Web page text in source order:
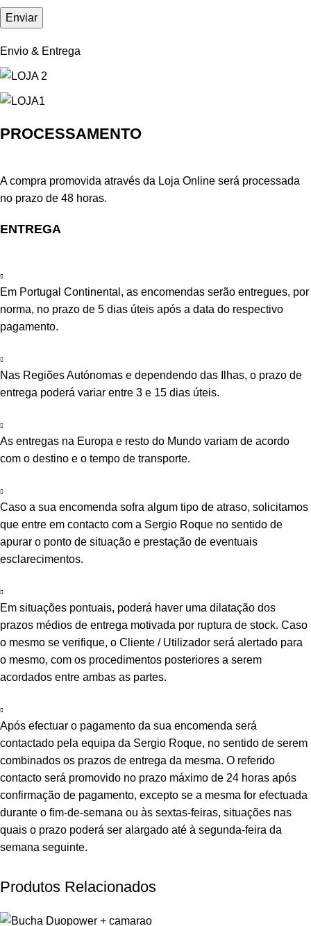
Envio & Entrega
PROCESSAMENTO
A compra promovida através da Loja Online será processada
no prazo de 48 horas.
ENTREGA
Em Portugal Continental, as encomendas serão entregues, por
norma, no prazo de 5 dias úteis após a data do respectivo
pagamento.
Nas Regiões Autónomas e dependendo das Ilhas, o prazo de
entrega poderá variar entre 3 e 15 dias úteis.
As entregas na Europa e resto do Mundo variam de acordo
com o destino e o tempo de transporte.
Caso a sua encomenda sofra algum tipo de atraso, solicitamos
que entre em contacto com a Sergio Roque no sentido de
apurar o ponto de situação e prestação de eventuais
esclarecimentos.
Em situações pontuais, poderá haver uma dilatação dos
prazos médios de entrega motivada por ruptura de stock. Caso
o mesmo se verifique, o Cliente / Utilizador será alertado para
o mesmo, com os procedimentos posteriores a serem
acordados entre ambas as partes.
Após efectuar o pagamento da sua encomenda será
contactado pela equipa da Sergio Roque, no sentido de serem
combinados os prazos de entrega da mesma. O referido
contacto será promovido no prazo máximo de 24 horas após
confirmação de pagamento, excepto se a mesma for efectuada
durante o fim-de-semana ou às sextas-feiras, situações nas
quais o prazo poderá ser alargado até à segunda-feira da
semana seguinte.
Produtos Relacionados